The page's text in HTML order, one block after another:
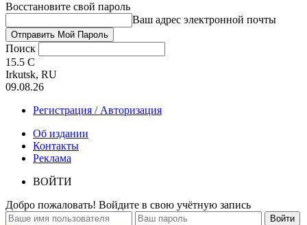
Восстановите свой пароль
Ваш адрес электронной почты
Поиск
15.5 C
Irkutsk, RU
09.08.26
Регистрация / Авторизация
Об издании
Контакты
Реклама
ВОЙТИ
Добро пожаловать! Войдите в свою учётную запись